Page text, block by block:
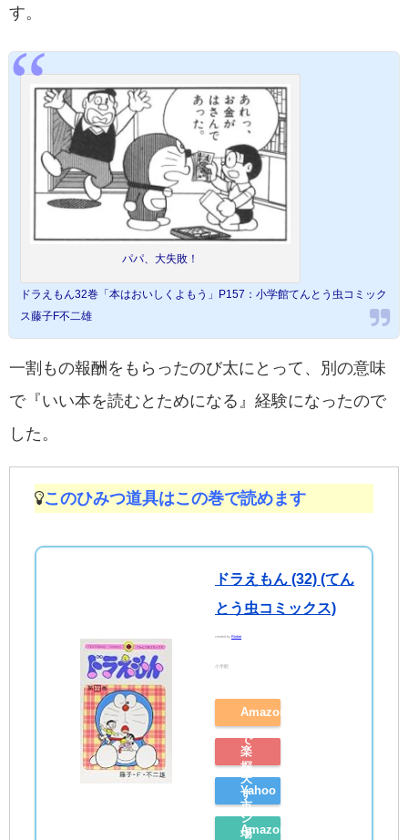
す。
パパ、大失敗！
ドラえもん32巻「本はおいしくよもう」P157：小学館てんとう虫コミック
ス藤子F不二雄
一割もの報酬をもらったのび太にとって、別の意味
で『いい本を読むとためになる』経験になったので
した。
このひみつ道具はこの巻で読めます
ドラえもん (32) (てん
とう虫コミックス)
created byRinker
小学館
Amazon
で
探
す
楽
天
市
場
Yahoo
シ
Amazon